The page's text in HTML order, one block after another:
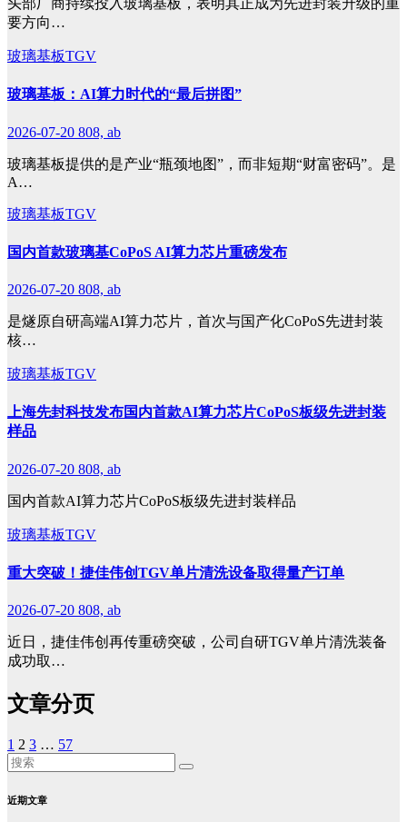
头部厂商持续投入玻璃基板，表明其正成为先进封装升级的重
要方向…
玻璃基板TGV
玻璃基板：AI算力时代的“最后拼图”
2026-07-20 808, ab
玻璃基板提供的是产业“瓶颈地图”，而非短期“财富密码”。是
A…
玻璃基板TGV
国内首款玻璃基CoPoS AI算力芯片重磅发布
2026-07-20 808, ab
是燧原自研高端AI算力芯片，首次与国产化CoPoS先进封装
核…
玻璃基板TGV
上海先封科技发布国内首款AI算力芯片CoPoS板级先进封装
样品
2026-07-20 808, ab
国内首款AI算力芯片CoPoS板级先进封装样品
玻璃基板TGV
重大突破！捷佳伟创TGV单片清洗设备取得量产订单
2026-07-20 808, ab
近日，捷佳伟创再传重磅突破，公司自研TGV单片清洗装备
成功取…
文章分页
1 2 3 … 57
近期文章